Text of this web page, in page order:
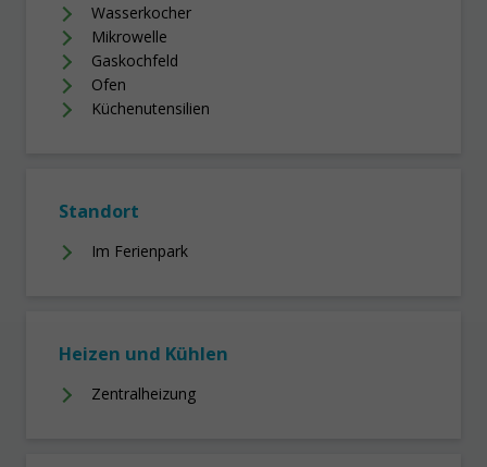
Wasserkocher
Mikrowelle
Gaskochfeld
Ofen
Küchenutensilien
Standort
Im Ferienpark
Heizen und Kühlen
Zentralheizung